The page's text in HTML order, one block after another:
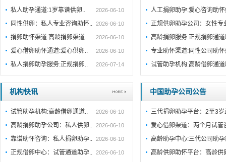
私人助孕通道:1岁靠谱供卵.. 2026-06-10
同性供卵：私人专业咨询助怀.. 2026-06-10
捐卵助怀渠道:高龄捐卵渠道.. 2026-06-10
爱心借卵助怀通道:爱心供卵.. 2026-06-10
私人捐卵助孕服务:正规捐卵.. 2026-07-14
人工捐卵助孕:爱心咨询助
正规供卵助孕公司：女性
高龄捐卵服务:正规捐卵通
专业助怀渠道:同性公司助
试管助孕机构:高龄借卵通
机构快讯
试管助孕机构:高龄借卵通道.. 2026-06-10
高龄捐卵助孕公司：私人供卵.. 2026-06-10
靠谱助怀咨询：私人捐卵助孕.. 2026-06-10
正规借卵中心：试管通道助孕.. 2026-06-10
中国助孕公司公告
三代捐卵助孕平台：2至3
爱心借卵渠道：两个月试
高龄助孕中心:三代公司助
高龄供卵助怀平台：高龄